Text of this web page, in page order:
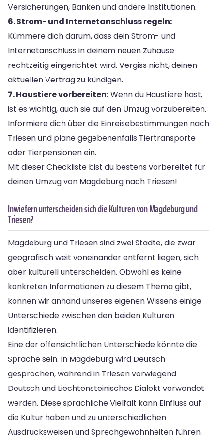
Versicherungen, Banken und andere Institutionen.
6. Strom- und Internetanschluss regeln:
Kümmere dich darum, dass dein Strom- und
Internetanschluss in deinem neuen Zuhause
rechtzeitig eingerichtet wird. Vergiss nicht, deinen
aktuellen Vertrag zu kündigen.
7. Haustiere vorbereiten:Wenn du Haustiere hast,
ist es wichtig, auch sie auf den Umzug vorzubereiten.
Informiere dich über die Einreisebestimmungen nach
Triesen und plane gegebenenfalls Tiertransporte
oder Tierpensionen ein.
Mit dieser Checkliste bist du bestens vorbereitet für
deinen Umzug von Magdeburg nach Triesen!
Inwiefern unterscheiden sich die Kulturen von Magdeburg und
Triesen?
Magdeburg und Triesen sind zwei Städte, die zwar
geografisch weit voneinander entfernt liegen, sich
aber kulturell unterscheiden. Obwohl es keine
konkreten Informationen zu diesem Thema gibt,
können wir anhand unseres eigenen Wissens einige
Unterschiede zwischen den beiden Kulturen
identifizieren.
Eine der offensichtlichen Unterschiede könnte die
Sprache sein. In Magdeburg wird Deutsch
gesprochen, während in Triesen vorwiegend
Deutsch und Liechtensteinisches Dialekt verwendet
werden. Diese sprachliche Vielfalt kann Einfluss auf
die Kultur haben und zu unterschiedlichen
Ausdrucksweisen und Sprechgewohnheiten führen.